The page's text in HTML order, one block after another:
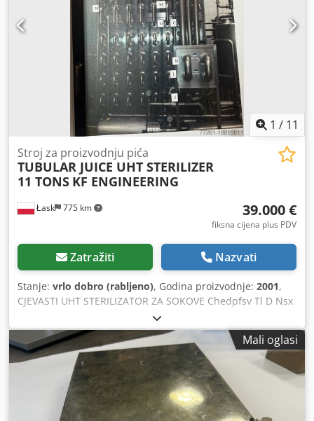
1 / 11
Łask 775 km
Stroj za proizvodnju pića
TUBULAR JUICE UHT STERILIZER
11 TONS KF ENGINEERING
39.000 €
fiksna cijena plus PDV
Zatražiti Nazvati
Stanje: vrlo dobro (rabljeno), Godina proizvodnje: 2001,
CJEVASTI UHT STERILIZATOR ZA SOKOVE Chedpfsv Tl D Nsx
Af Roa MADE BY KF ENGINEERING, NJEMAČKA KAPACITET
11 TONA NA SAT ZA SVE SOKOVE, UKLJUČUJUĆI I RAJČICU
MAX TEMP. 124 STUPNJA C. PLC SIEMENS-7
Mali oglasi